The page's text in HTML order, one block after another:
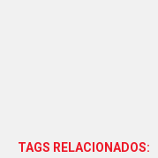
TAGS RELACIONADOS: